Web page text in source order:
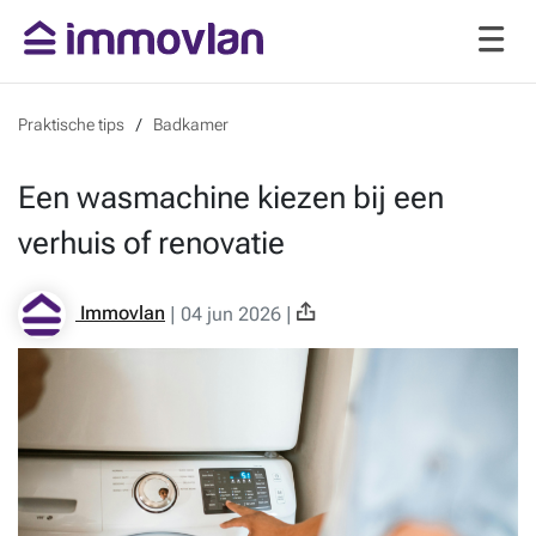
Praktische tips Badkamer
Een wasmachine kiezen bij een
verhuis of renovatie
Immovlan | 04 jun 2026 |